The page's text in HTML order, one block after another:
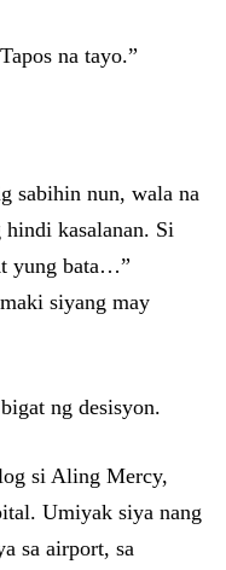
na tayo.”
sabihin nun, wala na
hindi kasalanan. Si
yung bata…”
siyang may
ng desisyon.
si Aling Mercy,
Umiyak siya nang
sa airport, sa